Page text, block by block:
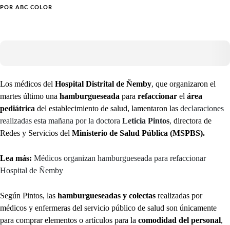
POR ABC COLOR
Los médicos del Hospital Distrital de Ñemby, que organizaron el
martes último una hamburgueseada para refaccionar el área
pediátrica del establecimiento de salud, lamentaron las declaraciones
realizadas esta mañana por la doctora Leticia Pintos, directora de
Redes y Servicios del Ministerio de Salud Pública (MSPBS).
Lea más: Médicos organizan hamburgueseada para refaccionar
Hospital de Ñemby
Según Pintos, las hamburgueseadas y colectas realizadas por
médicos y enfermeras del servicio público de salud son únicamente
para comprar elementos o artículos para la comodidad del personal,